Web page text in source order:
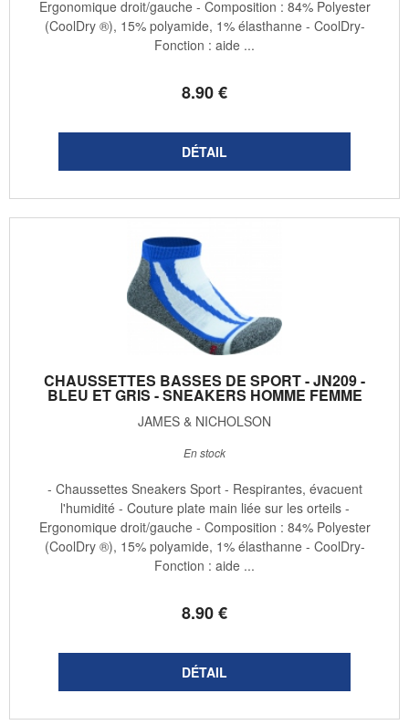
8.90€
Ergonomique droit/gauche - Composition : 84% Polyester
(CoolDry ®), 15% polyamide, 1% élasthanne - CoolDry-
Fonction : aide ...
CHAUSSETTES BASSES DE SPORT - JN209 -
BLEU ET GRIS - SNEAKERS HOMME FEMME
JAMES & NICHOLSON
8.90€
En stock
- Chaussettes Sneakers Sport - Respirantes, évacuent
l'humidité - Couture plate main liée sur les orteils -
Ergonomique droit/gauche - Composition : 84% Polyester
(CoolDry ®), 15% polyamide, 1% élasthanne - CoolDry-
Fonction : aide ...